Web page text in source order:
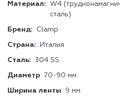
Материал:
W4
сталь)
Бренд: Clamp
Страна: Италия
Сталь: 304 SS
Диаметр 70-90 мм
Ширина ленты 9 мм